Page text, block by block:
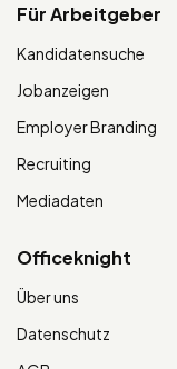
Für Arbeitgeber
Kandidatensuche
Jobanzeigen
Employer Branding
Recruiting
Mediadaten
Officeknight
Über uns
Datenschutz